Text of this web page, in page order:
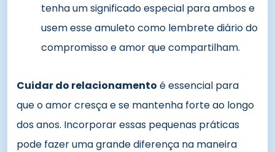
tenha um significado especial para ambos e
usem esse amuleto como lembrete diário do
compromisso e amor que compartilham.
Cuidar do relacionamento é essencial para
que o amor cresça e se mantenha forte ao longo
dos anos. Incorporar essas pequenas práticas
pode fazer uma grande diferença na maneira